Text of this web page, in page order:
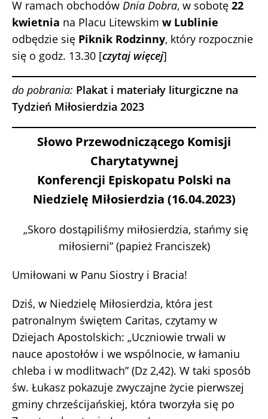
W ramach obchodów Dnia Dobra, w sobotę 22
kwietnia na Placu Litewskim w Lublinie
odbędzie się Piknik Rodzinny, który rozpocznie
się o godz. 13.30 [czytaj więcej]
do pobrania: Plakat i materiały liturgiczne na
Tydzień Miłosierdzia 2023
Słowo Przewodniczącego Komisji
Charytatywnej
Konferencji Episkopatu Polski na
Niedzielę Miłosierdzia (16.04.2023)
„Skoro dostąpiliśmy miłosierdzia, stańmy się
miłosierni” (papież Franciszek)
Umiłowani w Panu Siostry i Bracia!
Dziś, w Niedzielę Miłosierdzia, która jest
patronalnym świętem Caritas, czytamy w
Dziejach Apostolskich: „Uczniowie trwali w
nauce apostołów i we wspólnocie, w łamaniu
chleba i w modlitwach” (Dz 2,42). W taki sposób
św. Łukasz pokazuje zwyczajne życie pierwszej
gminy chrześcijańskiej, która tworzyła się po